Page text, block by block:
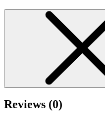
Reviews (0)